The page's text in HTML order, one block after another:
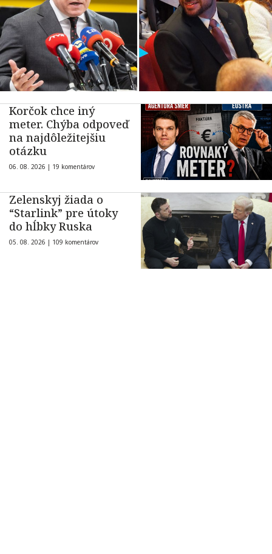
Korčok chce iný
meter. Chýba odpoveď
na najdôležitejšiu
otázku
06. 08. 2026 | 19 komentárov
Zelenskyj žiada o
“Starlink” pre útoky
do hĺbky Ruska
05. 08. 2026 | 109 komentárov